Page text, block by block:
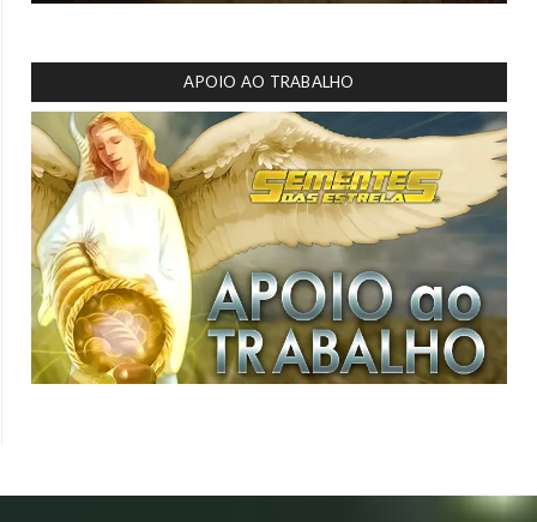
APOIO AO TRABALHO